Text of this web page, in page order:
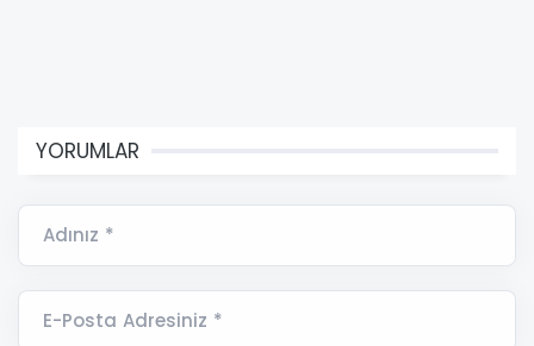
YORUMLAR
Adınız *
E-Posta Adresiniz *